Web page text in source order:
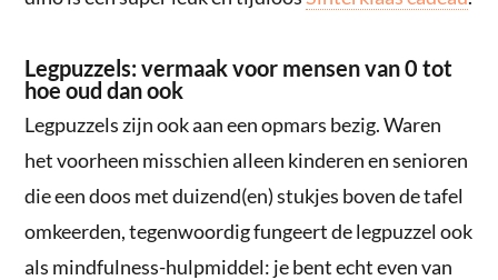
Legpuzzels: vermaak voor mensen van 0 tot
hoe oud dan ook
Legpuzzels zijn ook aan een opmars bezig. Waren
het voorheen misschien alleen kinderen en senioren
die een doos met duizend(en) stukjes boven de tafel
omkeerden, tegenwoordig fungeert de legpuzzel ook
als mindfulness-hulpmiddel: je bent echt even van